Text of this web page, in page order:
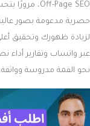
حصرية مدعومة بصور
لزيادة ظهورك وتحقيق
عبر واتساب وتقارير
نحو القمة مدروسة وواثقة.